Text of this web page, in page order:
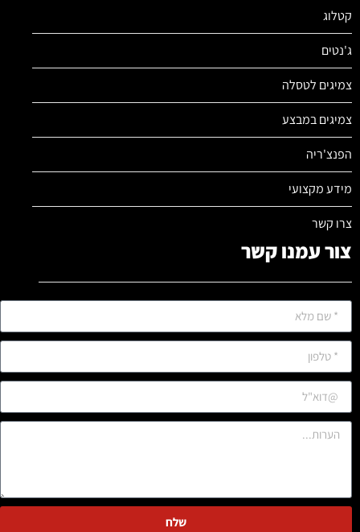
קטלוג
ג'נטים
צמיגים לטסלה
צמיגים במבצע
הפנצ'ריה
מידע מקצועי
צרו קשר
צור עמנו קשר
שלח